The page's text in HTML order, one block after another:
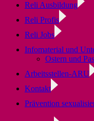
Reli Ausbildung
Reli Profis
Reli Jobs
Infomaterial und
Ostern und
Arbeitsstellen-ARU
Kontakt
Prävention